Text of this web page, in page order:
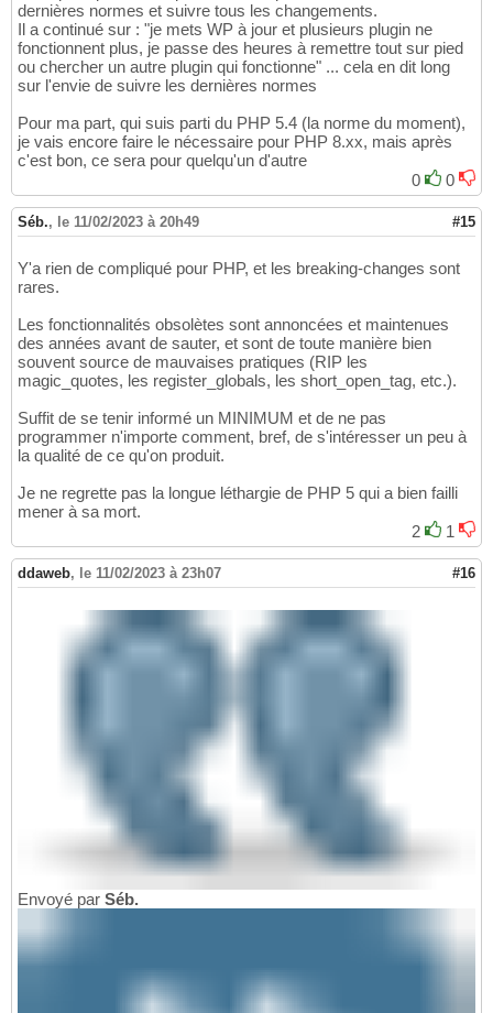
dernières normes et suivre tous les changements.
Il a continué sur : "je mets WP à jour et plusieurs plugin ne
fonctionnent plus, je passe des heures à remettre tout sur pied
ou chercher un autre plugin qui fonctionne" ... cela en dit long
sur l'envie de suivre les dernières normes
Pour ma part, qui suis parti du PHP 5.4 (la norme du moment),
je vais encore faire le nécessaire pour PHP 8.xx, mais après
c'est bon, ce sera pour quelqu'un d'autre
0
0
Séb., le 11/02/2023 à 20h49 #15
Y'a rien de compliqué pour PHP, et les breaking-changes sont
rares.
Les fonctionnalités obsolètes sont annoncées et maintenues
des années avant de sauter, et sont de toute manière bien
souvent source de mauvaises pratiques (RIP les
magic_quotes, les register_globals, les short_open_tag, etc.).
Suffit de se tenir informé un MINIMUM et de ne pas
programmer n'importe comment, bref, de s'intéresser un peu à
la qualité de ce qu'on produit.
Je ne regrette pas la longue léthargie de PHP 5 qui a bien failli
mener à sa mort.
2
1
ddaweb, le 11/02/2023 à 23h07 #16
Envoyé par Séb.